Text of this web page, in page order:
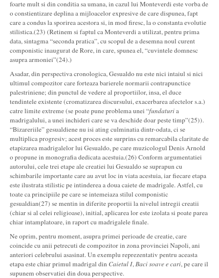
foarte mult si din conditia sa umana, in cazul lui Monteverdi este vorba de
o constientizare deplina a mijloacelor expresive de care dispunea, fapt
care a condus la sporirea acestora si, in mod firesc, la o constanta evolutie
stilistica.(23) (Retinem si faptul ca Monteverdi a utilizat, pentru prima
data, sintagma “seconda pratica”, cu scopul de a desemna noul curent
componistic inaugurat de Rore, in care, spunea el, “cuvintele domnesc
asupra armoniei”(24).)
Asadar, din perspectiva cronologica, Gesualdo nu este nici intaiul si nici
ultimul compozitor care forteaza barierele normarii contrapunctice
palestriniene; din punctul de vedere al proportiilor, insa, el duce
tendintele existente (cromatizarea discursului, exacerbarea afectelor s.a.)
catre limite extreme (se poate pune problema unei “fundaturia
madrigalului, a unei inchideri care se va deschide doar peste timp”(25)).
“Bizareriile” gesualdiene nu isi ating culminatia dintr-odata, ci se
multiplica progresiv; acest proces este surprins cu remarcabila claritate de
etapizarea madrigalelor lui Gesualdo, pe care muzicologul Denis Arnold
o propune in monografia dedicata acestuia.(26) Conform argumentatiei
autorului, cele trei etape ale creatiei lui Gesualdo se suprapun cu
schimbarile importante care au avut loc in viata acestuia, iar fiecare etapa
este ilustrata stilistic pe intinderea a doua caiete de madrigale. Astfel, cu
toate ca principiile pe care se intemeiaza stilul componistic
gesualdian(27) se mentin in diferite proportii la nivelul intregii creatii
(chiar si al celei religioase), initial, aplicarea lor este izolata si poate parea
chiar intamplatoare, in raport cu madrigalele finale.
Ne oprim, pentru moment, asupra primei perioade de creatie, care
coincide cu anii petrecuti de compozitor in zona provinciei Napoli, ani
anteriori celebrului asasinat. Un exemplu reprezentativ pentru aceasta
etapa este chiar primul madrigal din Caietul I,Baci soave e cari, pe care il
supunem observatiei din doua perspective.